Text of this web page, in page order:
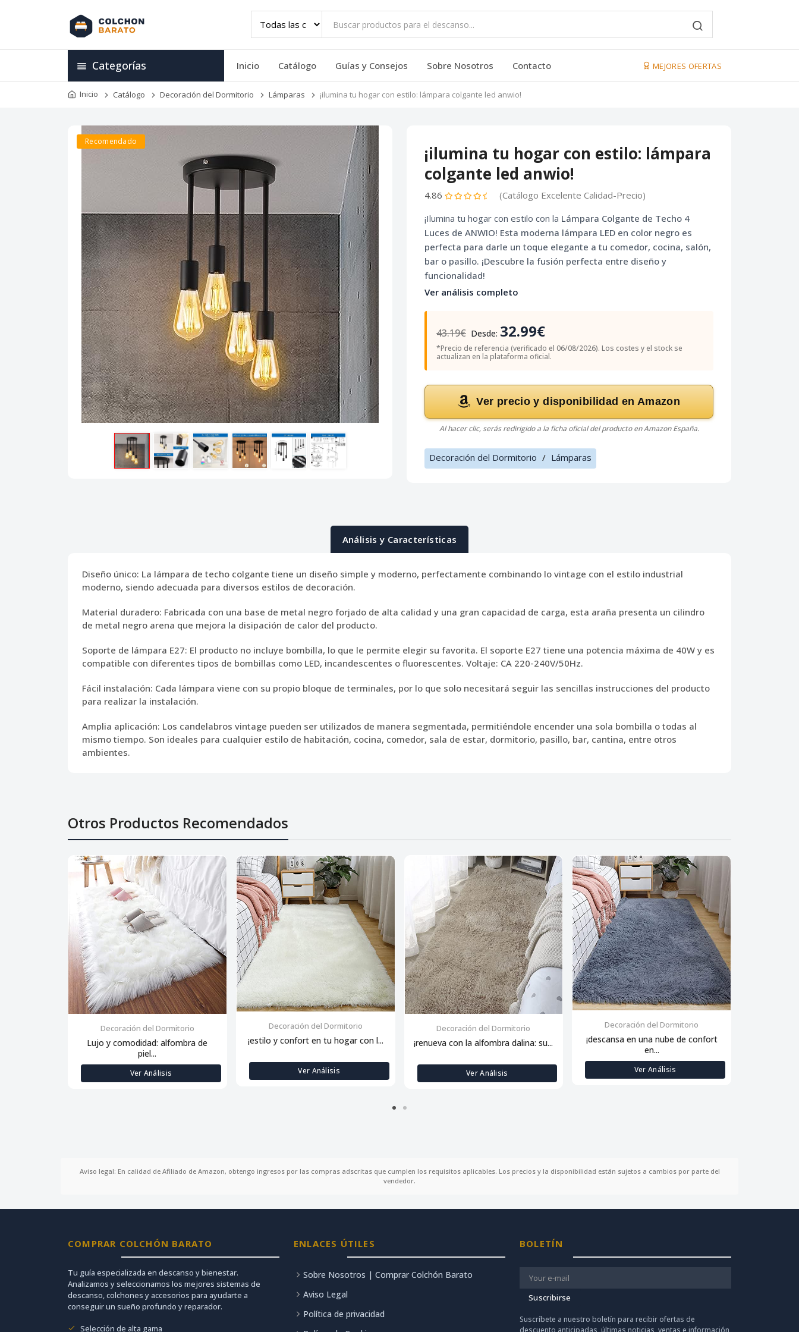
Categorías Inicio Catálogo Guías y Consejos Sobre Nosotros Contacto MEJORES OFERTAS
Inicio Catálogo Decoración del Dormitorio Lámparas ¡ilumina tu hogar con estilo: lámpara colgante led anwio!
Recomendado
¡ilumina tu hogar con estilo: lámpara
colgante led anwio!
4.86
(Catálogo Excelente Calidad-Precio)
¡Ilumina tu hogar con estilo con la Lámpara Colgante de Techo 4
Luces de ANWIO! Esta moderna lámpara LED en color negro es
perfecta para darle un toque elegante a tu comedor, cocina, salón,
bar o pasillo. ¡Descubre la fusión perfecta entre diseño y
funcionalidad!
Ver análisis completo
43.19€ Desde: 32.99€
*Precio de referencia (verificado el 06/08/2026). Los costes y el stock se
actualizan en la plataforma oficial.
Ver precio y disponibilidad en Amazon
Al hacer clic, serás redirigido a la ficha oficial del producto en Amazon España.
Decoración del Dormitorio / Lámparas
Análisis y Características
Diseño único: La lámpara de techo colgante tiene un diseño simple y moderno, perfectamente combinando lo vintage con el estilo industrial
moderno, siendo adecuada para diversos estilos de decoración.
Material duradero: Fabricada con una base de metal negro forjado de alta calidad y una gran capacidad de carga, esta araña presenta un cilindro
de metal negro arena que mejora la disipación de calor del producto.
Soporte de lámpara E27: El producto no incluye bombilla, lo que le permite elegir su favorita. El soporte E27 tiene una potencia máxima de 40W y es
compatible con diferentes tipos de bombillas como LED, incandescentes o fluorescentes. Voltaje: CA 220-240V/50Hz.
Fácil instalación: Cada lámpara viene con su propio bloque de terminales, por lo que solo necesitará seguir las sencillas instrucciones del producto
para realizar la instalación.
Amplia aplicación: Los candelabros vintage pueden ser utilizados de manera segmentada, permitiéndole encender una sola bombilla o todas al
mismo tiempo. Son ideales para cualquier estilo de habitación, cocina, comedor, sala de estar, dormitorio, pasillo, bar, cantina, entre otros
ambientes.
Otros Productos Recomendados
Decoración del Dormitorio
Lujo y comodidad: alfombra de
piel...
Ver Análisis
Decoración del Dormitorio
¡estilo y confort en tu hogar con l...
Ver Análisis
Decoración del Dormitorio
¡renueva con la alfombra dalina: su...
Ver Análisis
Decoración del Dormitorio
¡descansa en una nube de confort
en...
Ver Análisis
Aviso legal: En calidad de Afiliado de Amazon, obtengo ingresos por las compras adscritas que cumplen los requisitos aplicables. Los precios y la disponibilidad están sujetos a cambios por parte del
vendedor.
COMPRAR COLCHÓN BARATO
Tu guía especializada en descanso y bienestar.
Analizamos y seleccionamos los mejores sistemas de
descanso, colchones y accesorios para ayudarte a
conseguir un sueño profundo y reparador.
Selección de alta gama
ENLACES ÚTILES
Sobre Nosotros | Comprar Colchón Barato
Aviso Legal
Política de privacidad
BOLETÍN
Suscribirse
Suscríbete a nuestro boletín para recibir ofertas de
descuento anticipadas, últimas noticias, ventas e información